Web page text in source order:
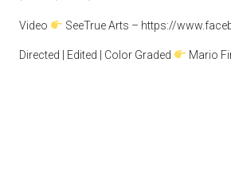
Video SeeTrue Arts – https://
Directed | Edited | Color Graded Mario